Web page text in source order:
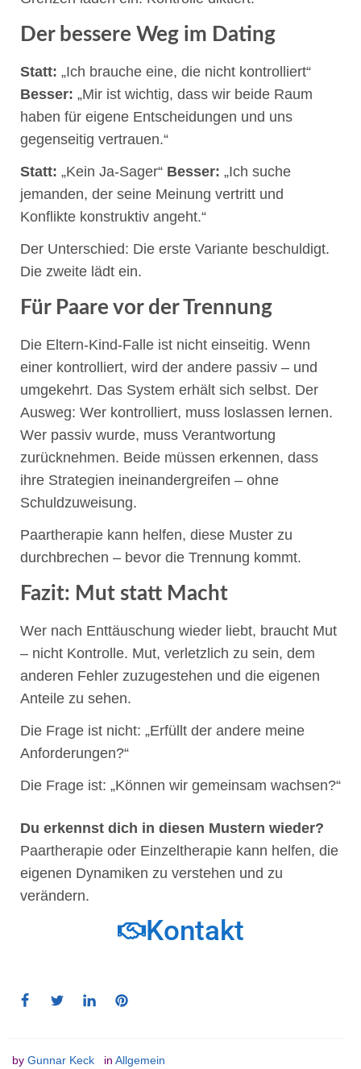
Der bessere Weg im Dating
Statt: „Ich brauche eine, die nicht kontrolliert“
Besser: „Mir ist wichtig, dass wir beide Raum
haben für eigene Entscheidungen und uns
gegenseitig vertrauen.“
Statt: „Kein Ja-Sager“ Besser: „Ich suche
jemanden, der seine Meinung vertritt und
Konflikte konstruktiv angeht.“
Der Unterschied: Die erste Variante beschuldigt.
Die zweite lädt ein.
Für Paare vor der Trennung
Die Eltern-Kind-Falle ist nicht einseitig. Wenn
einer kontrolliert, wird der andere passiv – und
umgekehrt. Das System erhält sich selbst. Der
Ausweg: Wer kontrolliert, muss loslassen lernen.
Wer passiv wurde, muss Verantwortung
zurücknehmen. Beide müssen erkennen, dass
ihre Strategien ineinandergreifen – ohne
Schuldzuweisung.
Paartherapie kann helfen, diese Muster zu
durchbrechen – bevor die Trennung kommt.
Fazit: Mut statt Macht
Wer nach Enttäuschung wieder liebt, braucht Mut
– nicht Kontrolle. Mut, verletzlich zu sein, dem
anderen Fehler zuzugestehen und die eigenen
Anteile zu sehen.
Die Frage ist nicht: „Erfüllt der andere meine
Anforderungen?“
Die Frage ist: „Können wir gemeinsam wachsen?“
Du erkennst dich in diesen Mustern wieder?
Paartherapie oder Einzeltherapie kann helfen, die
eigenen Dynamiken zu verstehen und zu
verändern.
Kontakt
by Gunnar Keck in Allgemein